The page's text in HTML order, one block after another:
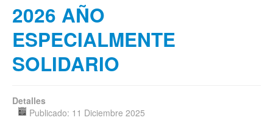
2026 AÑO
ESPECIALMENTE
SOLIDARIO
Detalles
Publicado: 11 Diciembre 2025